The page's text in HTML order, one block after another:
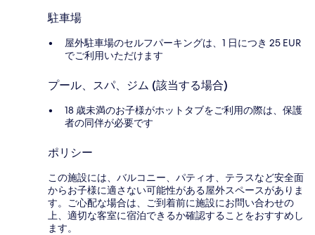
駐車場
屋外駐車場のセルフパーキングは、1 日につき 25 EUR
でご利用いただけます
プール、スパ、ジム (該当する場合)
18 歳未満のお子様がホットタブをご利用の際は、保護
者の同伴が必要です
ポリシー
この施設には、バルコニー、パティオ、テラスなど安全面
からお子様に適さない可能性がある屋外スペースがありま
す。ご心配な場合は、ご到着前に施設にお問い合わせの
上、適切な客室に宿泊できるか確認することをおすすめし
ます。